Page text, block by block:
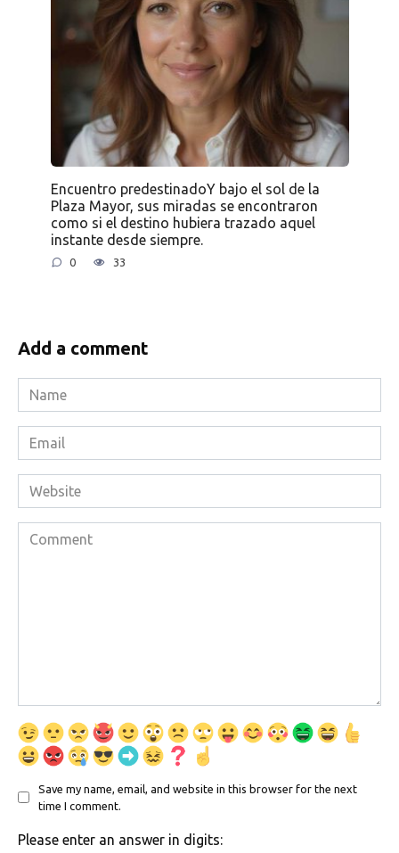
Encuentro predestinadoY bajo el sol de la
Plaza Mayor, sus miradas se encontraron
como si el destino hubiera trazado aquel
instante desde siempre.
0 33
Add a comment
Name
*
Email
*
Website
Comment
Save my name, email, and website in this browser for the next
time I comment.
Please enter an answer in digits: